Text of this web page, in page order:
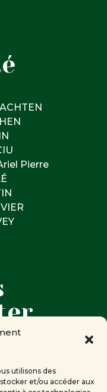
utilisons des
et/ou accéder aux
Pierre
des